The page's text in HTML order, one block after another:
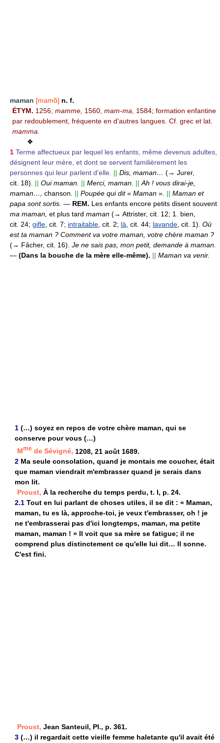
maman [mamɑ̃] n. f.
ÉTYM. 1256; mamme, 1560, mam-ma,
1584; formation enfantine
par redoublement, fréquente en d'autres langues. Cf. grec et lat.
mamma.
❖
1 Terme affectueux par lequel les enfants, même devenus adultes,
désignent leur mère, et dont se servent familièrement les
personnes qui leur parlent d'elle. || Dis, maman… (→ Jurer,
cit. 18).
|| Oui maman. || Merci, maman. || Ah ! vous dirai-je,
maman…, chanson. || Poupée qui dit « Maman ». || Maman et
papa sont sortis. — REM. Les enfants encore petits disent souvent
ma maman, et plus tard maman (→ Attrister, cit. 12; 1. bien,
cit. 24; gifle , cit. 7; intraitable , cit. 2; là , cit. 44; lavande , cit. 1). Où
est ta maman ? Comment va votre maman, votre chère maman ?
(→ Fâcher, cit. 16). Je ne sais pas, mon petit, demande à maman.
— (Dans la bouche de la mère elle-même). || Maman va venir.
1 (…) soyez en repos de votre chère maman, qui se
conserve pour vous (…)
Mme de Sévigné, 1208, 21 août 1689.
2 Ma seule consolation, quand je montais me coucher, était
que maman viendrait m'embrasser quand je serais dans
mon lit.
Proust, À la recherche du temps perdu, t. I, p. 24.
2.1 Tout en lui parlant de choses utiles, il se dit : « Maman,
maman, tu es là, approche-toi, je veux t'embrasser, oh ! je
ne t'embrasserai pas d'ici longtemps, maman, ma petite
maman, maman ! » Il voit que sa mère se fatigue; il ne
comprend plus distinctement ce qu'elle lui dit… Il sonne.
C'est fini.
Proust, Jean Santeuil, Pl., p. 361.
3 (…) il regardait cette vieille femme haletante qu'il avait été